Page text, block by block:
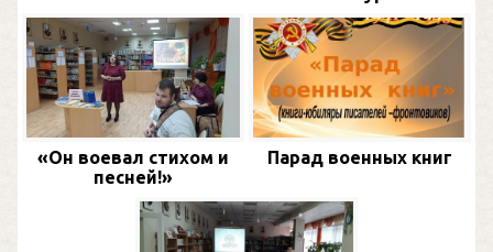
«Он воевал стихом и
песней!»
Парад военных книг